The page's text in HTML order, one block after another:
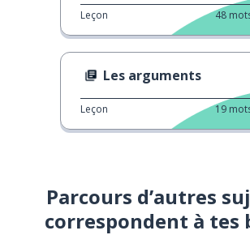
Leçon 48
Les arguments
Leçon 19
Parcours d’autres
correspondent à tes